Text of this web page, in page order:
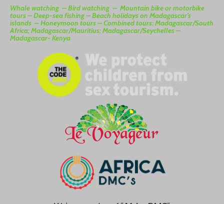
Whale watching –Bird watching – Mountain bike or motorbike
tours –Deep-sea fishing –Beach holidays on Madagascar’s
islands –Honeymoon tours –Combined tours: Madagascar/South
Africa; Madagascar/Mauritius; Madagascar/Seychelles –
Madagascar- Kenya